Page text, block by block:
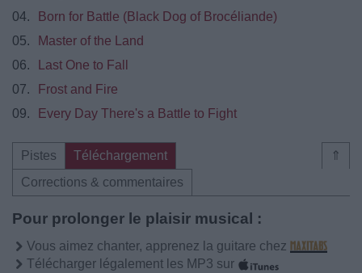
04.
Born for Battle (Black Dog of Brocéliande)
05.
Master of the Land
06.
Last One to Fall
07.
Frost and Fire
09.
Every Day There's a Battle to Fight
⇑
Pistes
Téléchargement
Corrections & commentaires
Pour prolonger le plaisir musical :
Vous aimez chanter, apprenez la guitare chez
Télécharger légalement les MP3 sur